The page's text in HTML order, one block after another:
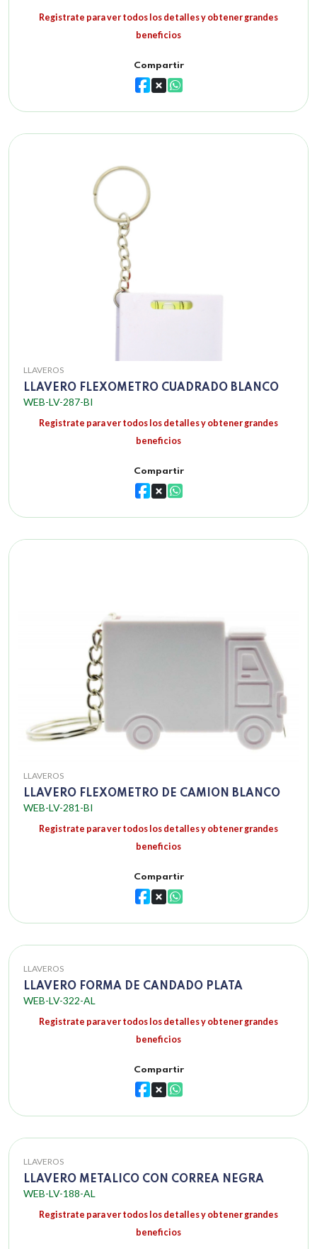
Registrate para ver todos los detalles y obtener grandes
beneficios
Compartir
LLAVEROS
LLAVERO FLEXOMETRO CUADRADO BLANCO
WEB-LV-287-BI
Registrate para ver todos los detalles y obtener grandes
beneficios
Compartir
LLAVEROS
LLAVERO FLEXOMETRO DE CAMION BLANCO
WEB-LV-281-BI
Registrate para ver todos los detalles y obtener grandes
beneficios
Compartir
LLAVEROS
LLAVERO FORMA DE CANDADO PLATA
WEB-LV-322-AL
Registrate para ver todos los detalles y obtener grandes
beneficios
Compartir
LLAVEROS
LLAVERO METALICO CON CORREA NEGRA
WEB-LV-188-AL
Registrate para ver todos los detalles y obtener grandes
beneficios